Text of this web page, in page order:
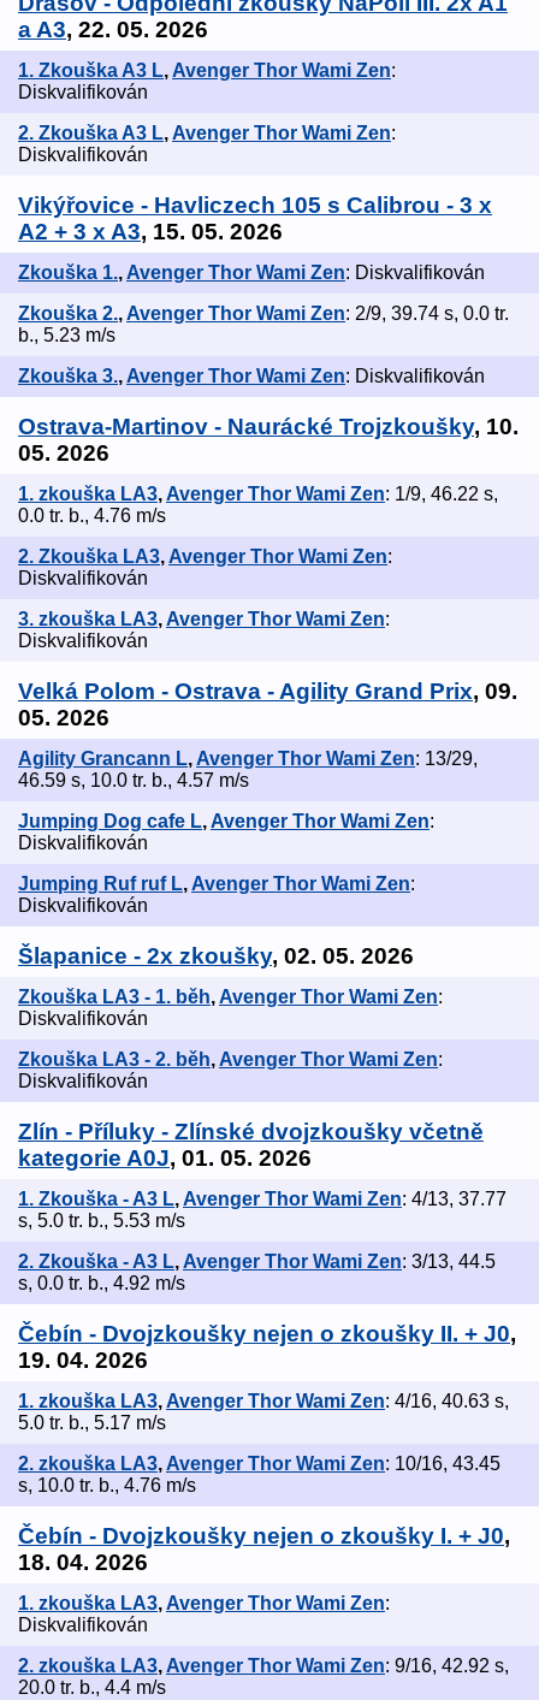
a A3, 22. 05. 2026
1. Zkouška A3 L, Avenger Thor Wami Zen:
Diskvalifikován
2. Zkouška A3 L,Avenger Thor Wami Zen:
Diskvalifikován
Vikýřovice - Havliczech 105 s Calibrou - 3 x
A2 + 3 x A3, 15. 05. 2026
Zkouška 1., Avenger Thor Wami Zen: Diskvalifikován
Zkouška 2.,Avenger Thor Wami Zen: 2/9, 39.74 s, 0.0 tr.
b., 5.23 m/s
Zkouška 3., Avenger Thor Wami Zen: Diskvalifikován
Ostrava-Martinov - Naurácké Trojzkoušky, 10.
05. 2026
1. zkouška LA3,Avenger Thor Wami Zen: 1/9, 46.22 s,
0.0 tr. b., 4.76 m/s
2. Zkouška LA3, Avenger Thor Wami Zen:
Diskvalifikován
3. zkouška LA3,Avenger Thor Wami Zen:
Diskvalifikován
Velká Polom - Ostrava - Agility Grand Prix, 09.
05. 2026
Agility Grancann L, Avenger Thor Wami Zen: 13/29,
46.59 s, 10.0 tr. b., 4.57 m/s
Jumping Dog cafe L,Avenger Thor Wami Zen:
Diskvalifikován
Jumping Ruf ruf L, Avenger Thor Wami Zen:
Diskvalifikován
Šlapanice - 2x zkoušky, 02. 05. 2026
Zkouška LA3 - 1. běh,Avenger Thor Wami Zen:
Diskvalifikován
Zkouška LA3 - 2. běh, Avenger Thor Wami Zen:
Diskvalifikován
Zlín - Příluky - Zlínské dvojzkoušky včetně
kategorie A0J, 01. 05. 2026
1. Zkouška - A3 L,Avenger Thor Wami Zen: 4/13, 37.77
s, 5.0 tr. b., 5.53 m/s
2. Zkouška - A3 L, Avenger Thor Wami Zen: 3/13, 44.5
s, 0.0 tr. b., 4.92 m/s
Čebín - Dvojzkoušky nejen o zkoušky II. + J0,
19. 04. 2026
1. zkouška LA3,Avenger Thor Wami Zen: 4/16, 40.63 s,
5.0 tr. b., 5.17 m/s
2. zkouška LA3, Avenger Thor Wami Zen: 10/16, 43.45
s, 10.0 tr. b., 4.76 m/s
Čebín - Dvojzkoušky nejen o zkoušky I. + J0,
18. 04. 2026
1. zkouška LA3,Avenger Thor Wami Zen:
Diskvalifikován
2. zkouška LA3, Avenger Thor Wami Zen: 9/16, 42.92 s,
20.0 tr. b., 4.4 m/s